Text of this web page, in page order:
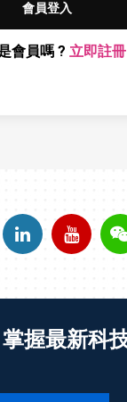
會員登入
會員嗎 ? 立即註冊
握最新科